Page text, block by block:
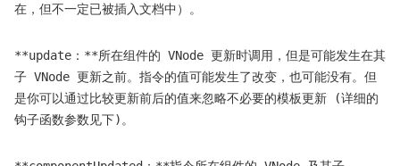
在，但不一定已被插入文档中）。
**update：**所在组件的 VNode 更新时调用，但是可能发生在其
子 VNode 更新之前。指令的值可能发生了改变，也可能没有。但
是你可以通过比较更新前后的值来忽略不必要的模板更新 (详细的
钩子函数参数见下)。